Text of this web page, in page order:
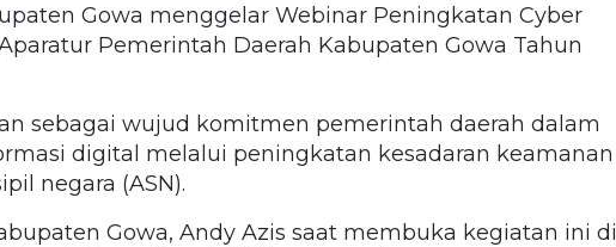
Gowa menggelar Webinar Peningkatan Cyber
Pemerintah Daerah Kabupaten Gowa Tahun
sebagai wujud komitmen pemerintah daerah dalam
digital melalui peningkatan kesadaran keamanan
negara (ASN).
Gowa, Andy Azis saat membuka kegiatan ini di